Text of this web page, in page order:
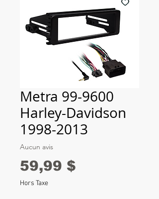
Metra 99-9600
Harley-Davidson
1998-2013
Aucun avis
59,99 $
Hors Taxe